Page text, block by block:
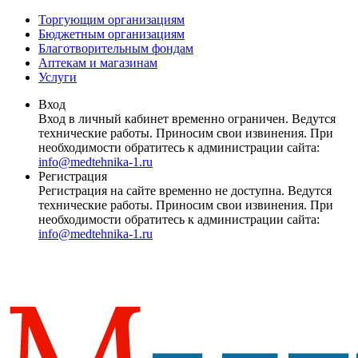
Торгующим организациям
Бюджетным организациям
Благотворительным фондам
Аптекам и магазинам
Услуги
Вход
Вход в личный кабинет временно ограничен. Ведутся
технические работы. Приносим свои извинения. При
необходимости обратитесь к администрации сайта:
info@medtehnika-1.ru
Регистрация
Регистрация на сайте временно не доступна. Ведутся
технические работы. Приносим свои извинения. При
необходимости обратитесь к администрации сайта:
info@medtehnika-1.ru